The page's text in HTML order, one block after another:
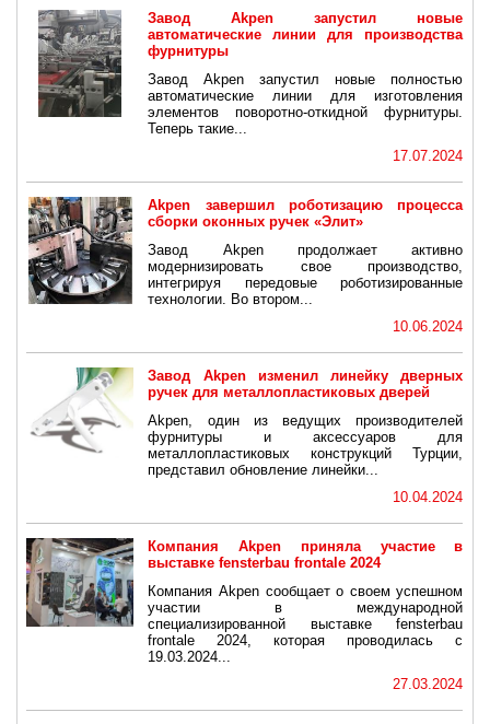
Завод Akpen запустил новые
автоматические линии для производства
фурнитуры
Завод Akpen запустил новые полностью
автоматические линии для изготовления
элементов поворотно-откидной фурнитуры.
Теперь такие...
17.07.2024
Akpen завершил роботизацию процесса
сборки оконных ручек «Элит»
Завод Akpen продолжает активно
модернизировать свое производство,
интегрируя передовые роботизированные
технологии. Во втором...
10.06.2024
Завод Akpen изменил линейку дверных
ручек для металлопластиковых дверей
Akpen, один из ведущих производителей
фурнитуры и аксессуаров для
металлопластиковых конструкций Турции,
представил обновление линейки...
10.04.2024
Компания Akpen приняла участие в
выставке fensterbau frontale 2024
Компания Akpen сообщает о своем успешном
участии в международной
специализированной выставке fensterbau
frontale 2024, которая проводилась с
19.03.2024...
27.03.2024